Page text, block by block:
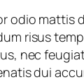
odio mattis
risus
nec
dui